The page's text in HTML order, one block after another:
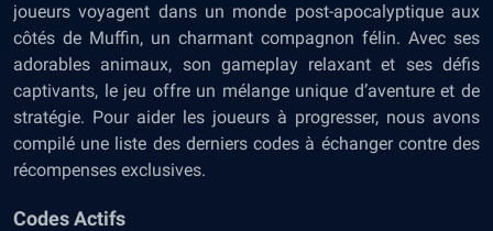
joueurs voyagent dans un monde post-apocalyptique aux
côtés de Muffin, un charmant compagnon félin. Avec ses
adorables animaux, son gameplay relaxant et ses défis
captivants, le jeu offre un mélange unique d’aventure et de
stratégie. Pour aider les joueurs à progresser, nous avons
compilé une liste des derniers codes à échanger contre des
récompenses exclusives.
Codes Actifs